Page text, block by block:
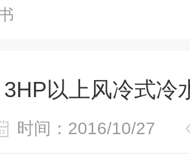
3HP以上风冷式冷
时间：2016/10/27